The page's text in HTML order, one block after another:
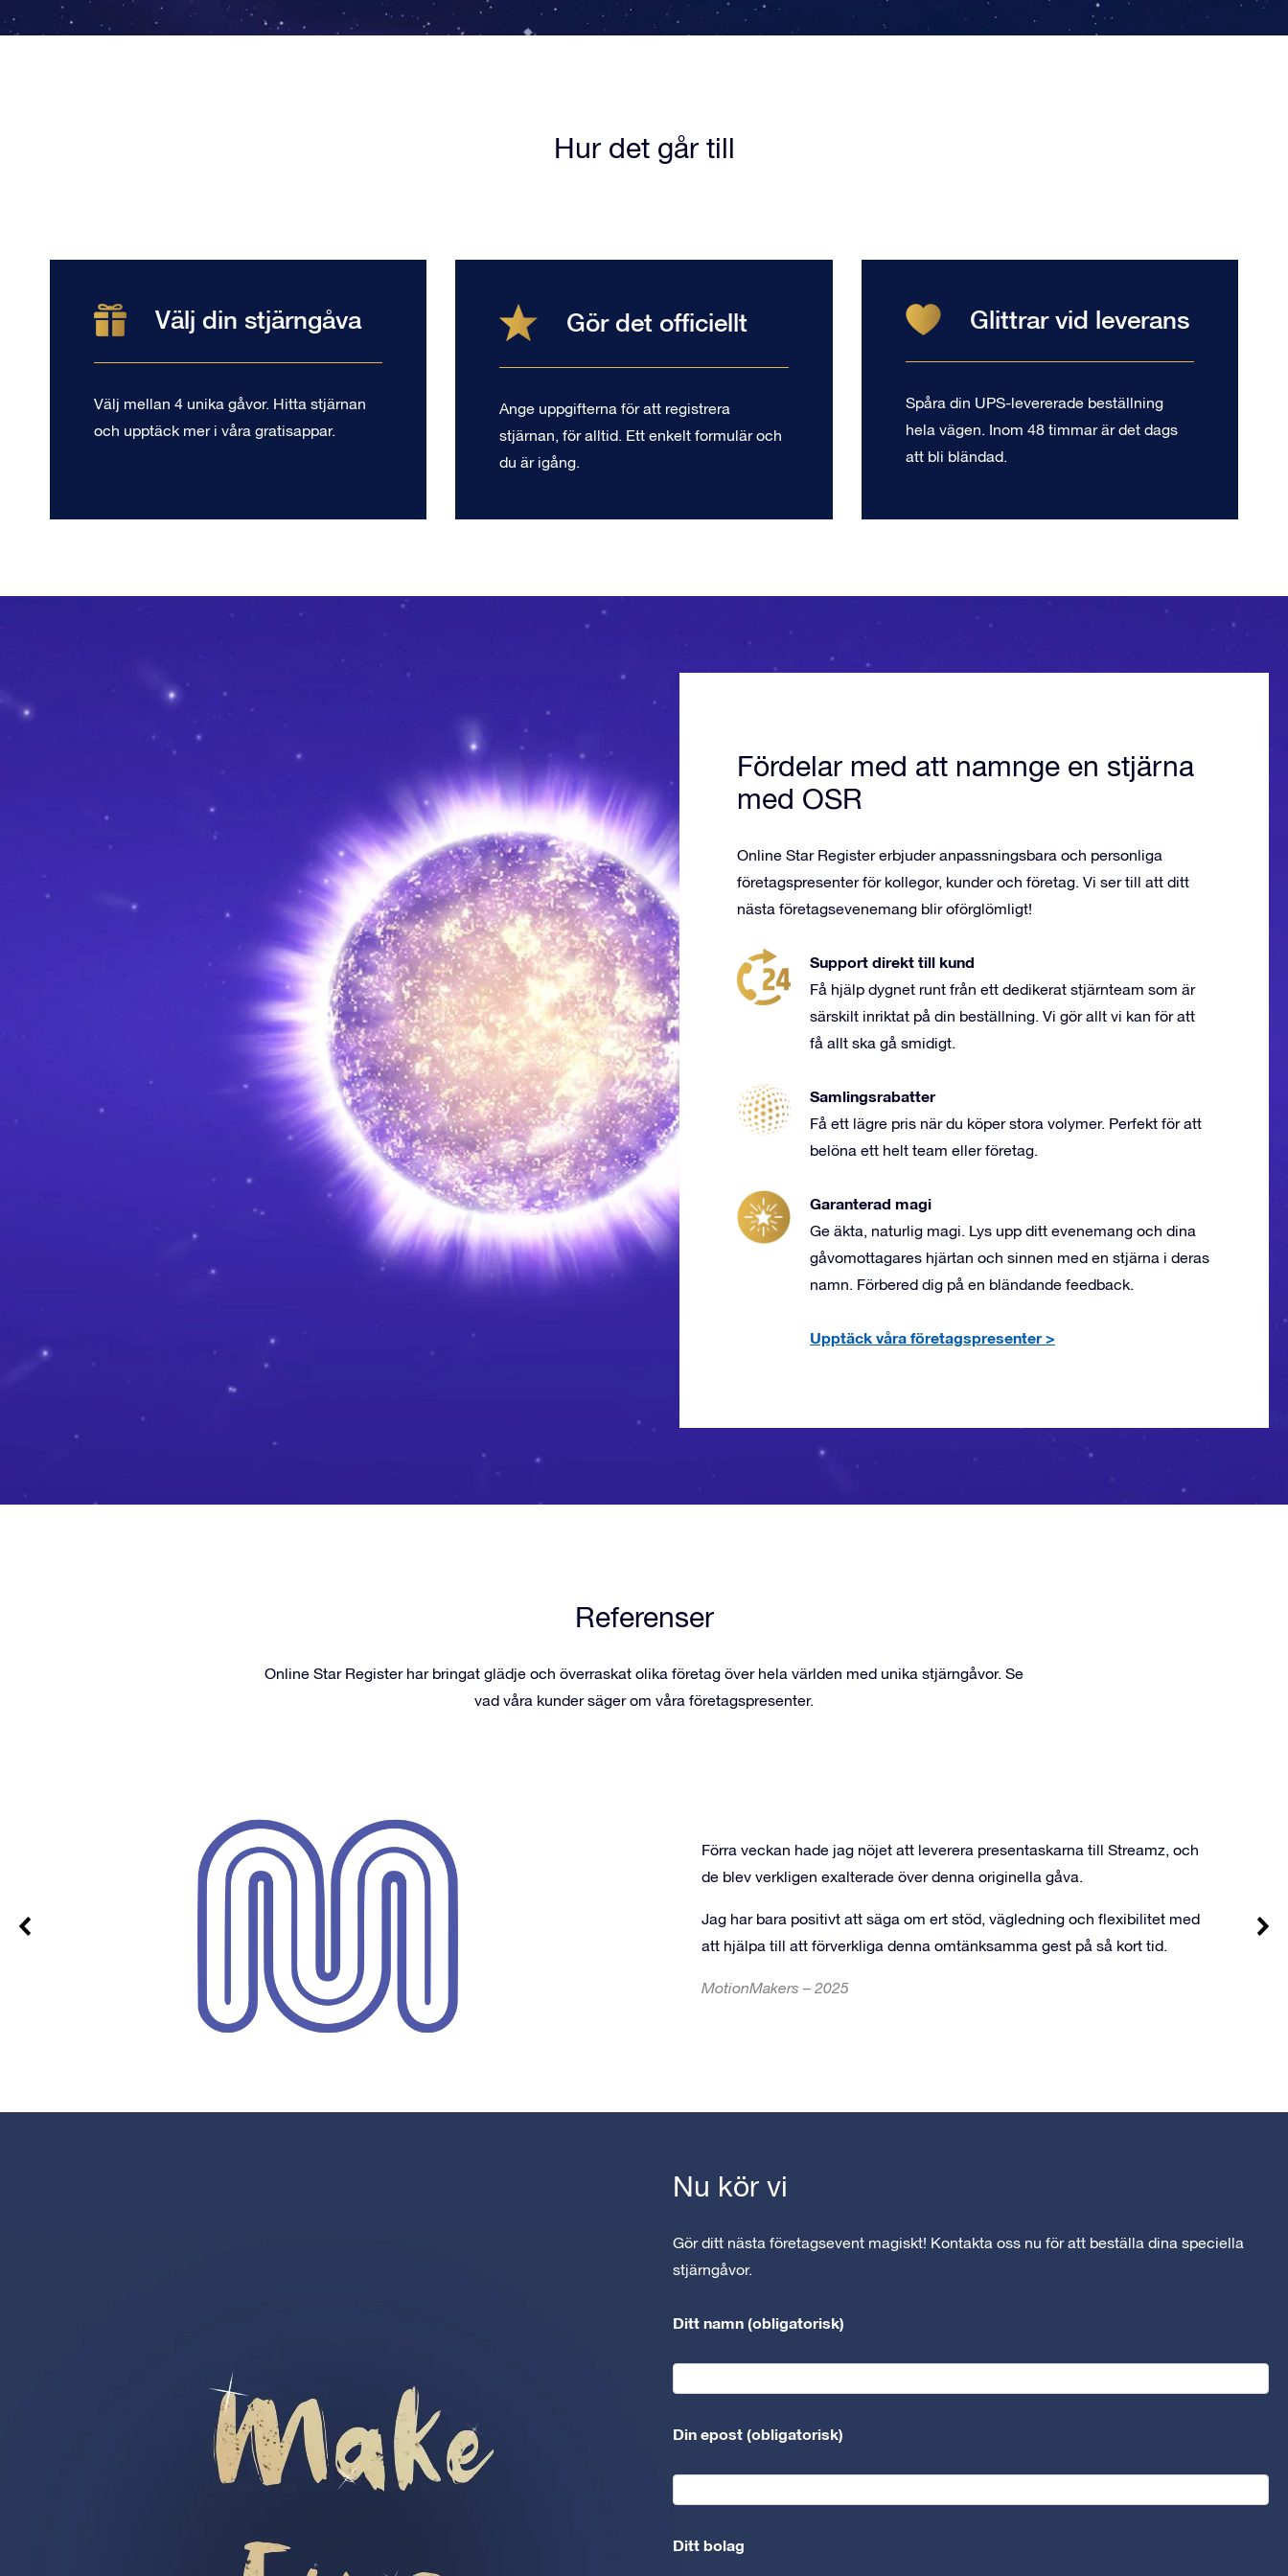
Hur det går till
Välj din stjärngåva
Välj mellan 4 unika gåvor. Hitta stjärnan
och upptäck mer i våra gratisappar.
Gör det officiellt
Ange uppgifterna för att registrera
stjärnan, för alltid. Ett enkelt formulär och
du är igång.
Glittrar vid leverans
Spåra din UPS-levererade beställning
hela vägen. Inom 48 timmar är det dags
att bli bländad.
Fördelar med att namnge en stjärna
med OSR
Online Star Register erbjuder anpassningsbara och personliga
företagspresenter för kollegor, kunder och företag. Vi ser till att ditt
nästa företagsevenemang blir oförglömligt!
Support direkt till kund
Få hjälp dygnet runt från ett dedikerat stjärnteam som är
särskilt inriktat på din beställning. Vi gör allt vi kan för att
få allt ska gå smidigt.
Samlingsrabatter
Få ett lägre pris när du köper stora volymer. Perfekt för att
belöna ett helt team eller företag.
Garanterad magi
Ge äkta, naturlig magi. Lys upp ditt evenemang och dina
gåvomottagares hjärtan och sinnen med en stjärna i deras
namn. Förbered dig på en bländande feedback.
Upptäck våra företagspresenter>
Referenser
Online Star Register har bringat glädje och överraskat olika företag över hela världen med unika stjärngåvor. Se
vad våra kunder säger om våra företagspresenter.
Förra veckan hade jag nöjet att leverera presentaskarna till Streamz, och
de blev verkligen exalterade över denna originella gåva.
Jag har bara positivt att säga om ert stöd, vägledning och flexibilitet med
att hjälpa till att förverkliga denna omtänksamma gest på så kort tid.
MotionMakers – 2025
Nu kör vi
Gör ditt nästa företagsevent magiskt! Kontakta oss nu för att beställa dina speciella
stjärngåvor.
Ditt namn (obligatorisk)
Din epost (obligatorisk)
Ditt bolag